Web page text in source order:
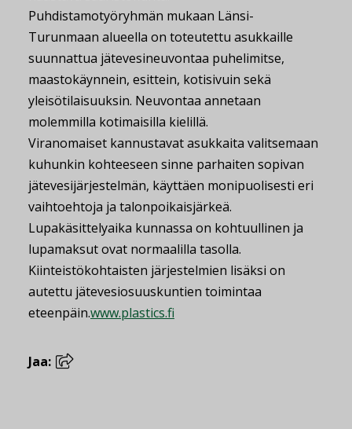
Puhdistamotyöryhmän mukaan Länsi-
Turunmaan alueella on toteutettu asukkaille
suunnattua jätevesineuvontaa puhelimitse,
maastokäynnein, esittein, kotisivuin sekä
yleisötilaisuuksin. Neuvontaa annetaan
molemmilla kotimaisilla kielillä.
Viranomaiset kannustavat asukkaita valitsemaan
kuhunkin kohteeseen sinne parhaiten sopivan
jätevesijärjestelmän, käyttäen monipuolisesti eri
vaihtoehtoja ja talonpoikaisjärkeä.
Lupakäsittelyaika kunnassa on kohtuullinen ja
lupamaksut ovat normaalilla tasolla.
Kiinteistökohtaisten järjestelmien lisäksi on
autettu jätevesiosuuskuntien toimintaa
eteenpäin.www.plastics.fi
Jaa: